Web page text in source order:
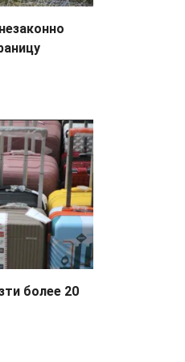
более 20